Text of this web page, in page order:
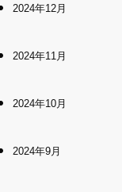
2024年12月
2024年11月
2024年10月
2024年9月